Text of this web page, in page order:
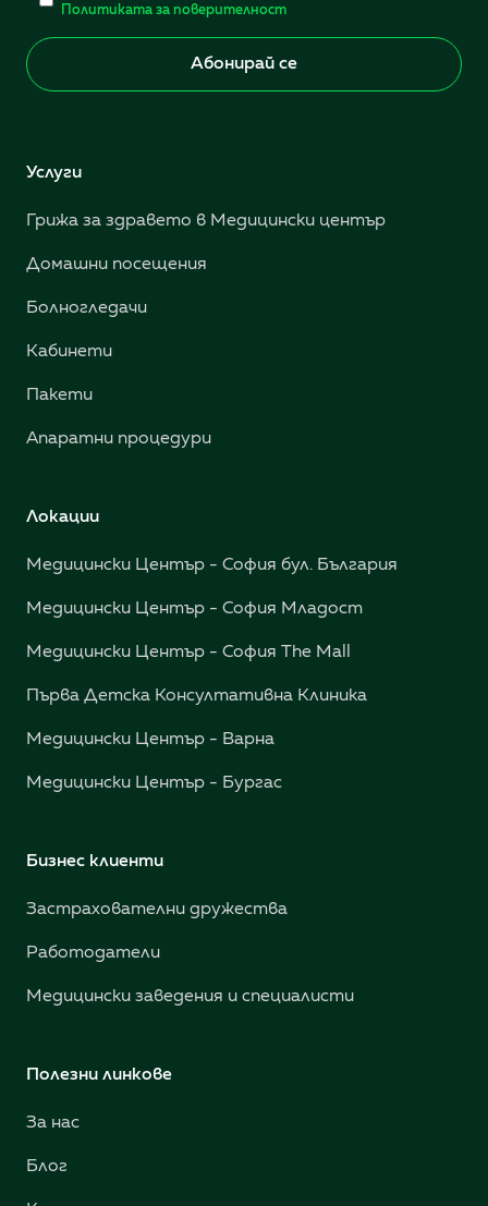
Политиката за поверителност
Услуги
Грижа за здравето в Медицински център
Домашни посещения
Болногледачи
Кабинети
Пакети
Апаратни процедури
Локации
Медицински Център - София бул. България
Медицински Център - София Младост
Медицински Център - София The Mall
Първа Детска Консултативна Клиника
Медицински Център - Варна
Медицински Център - Бургас
Бизнес клиенти
Застрахователни дружества
Работодатели
Медицински заведения и специалисти
Полезни линкове
За нас
Блог